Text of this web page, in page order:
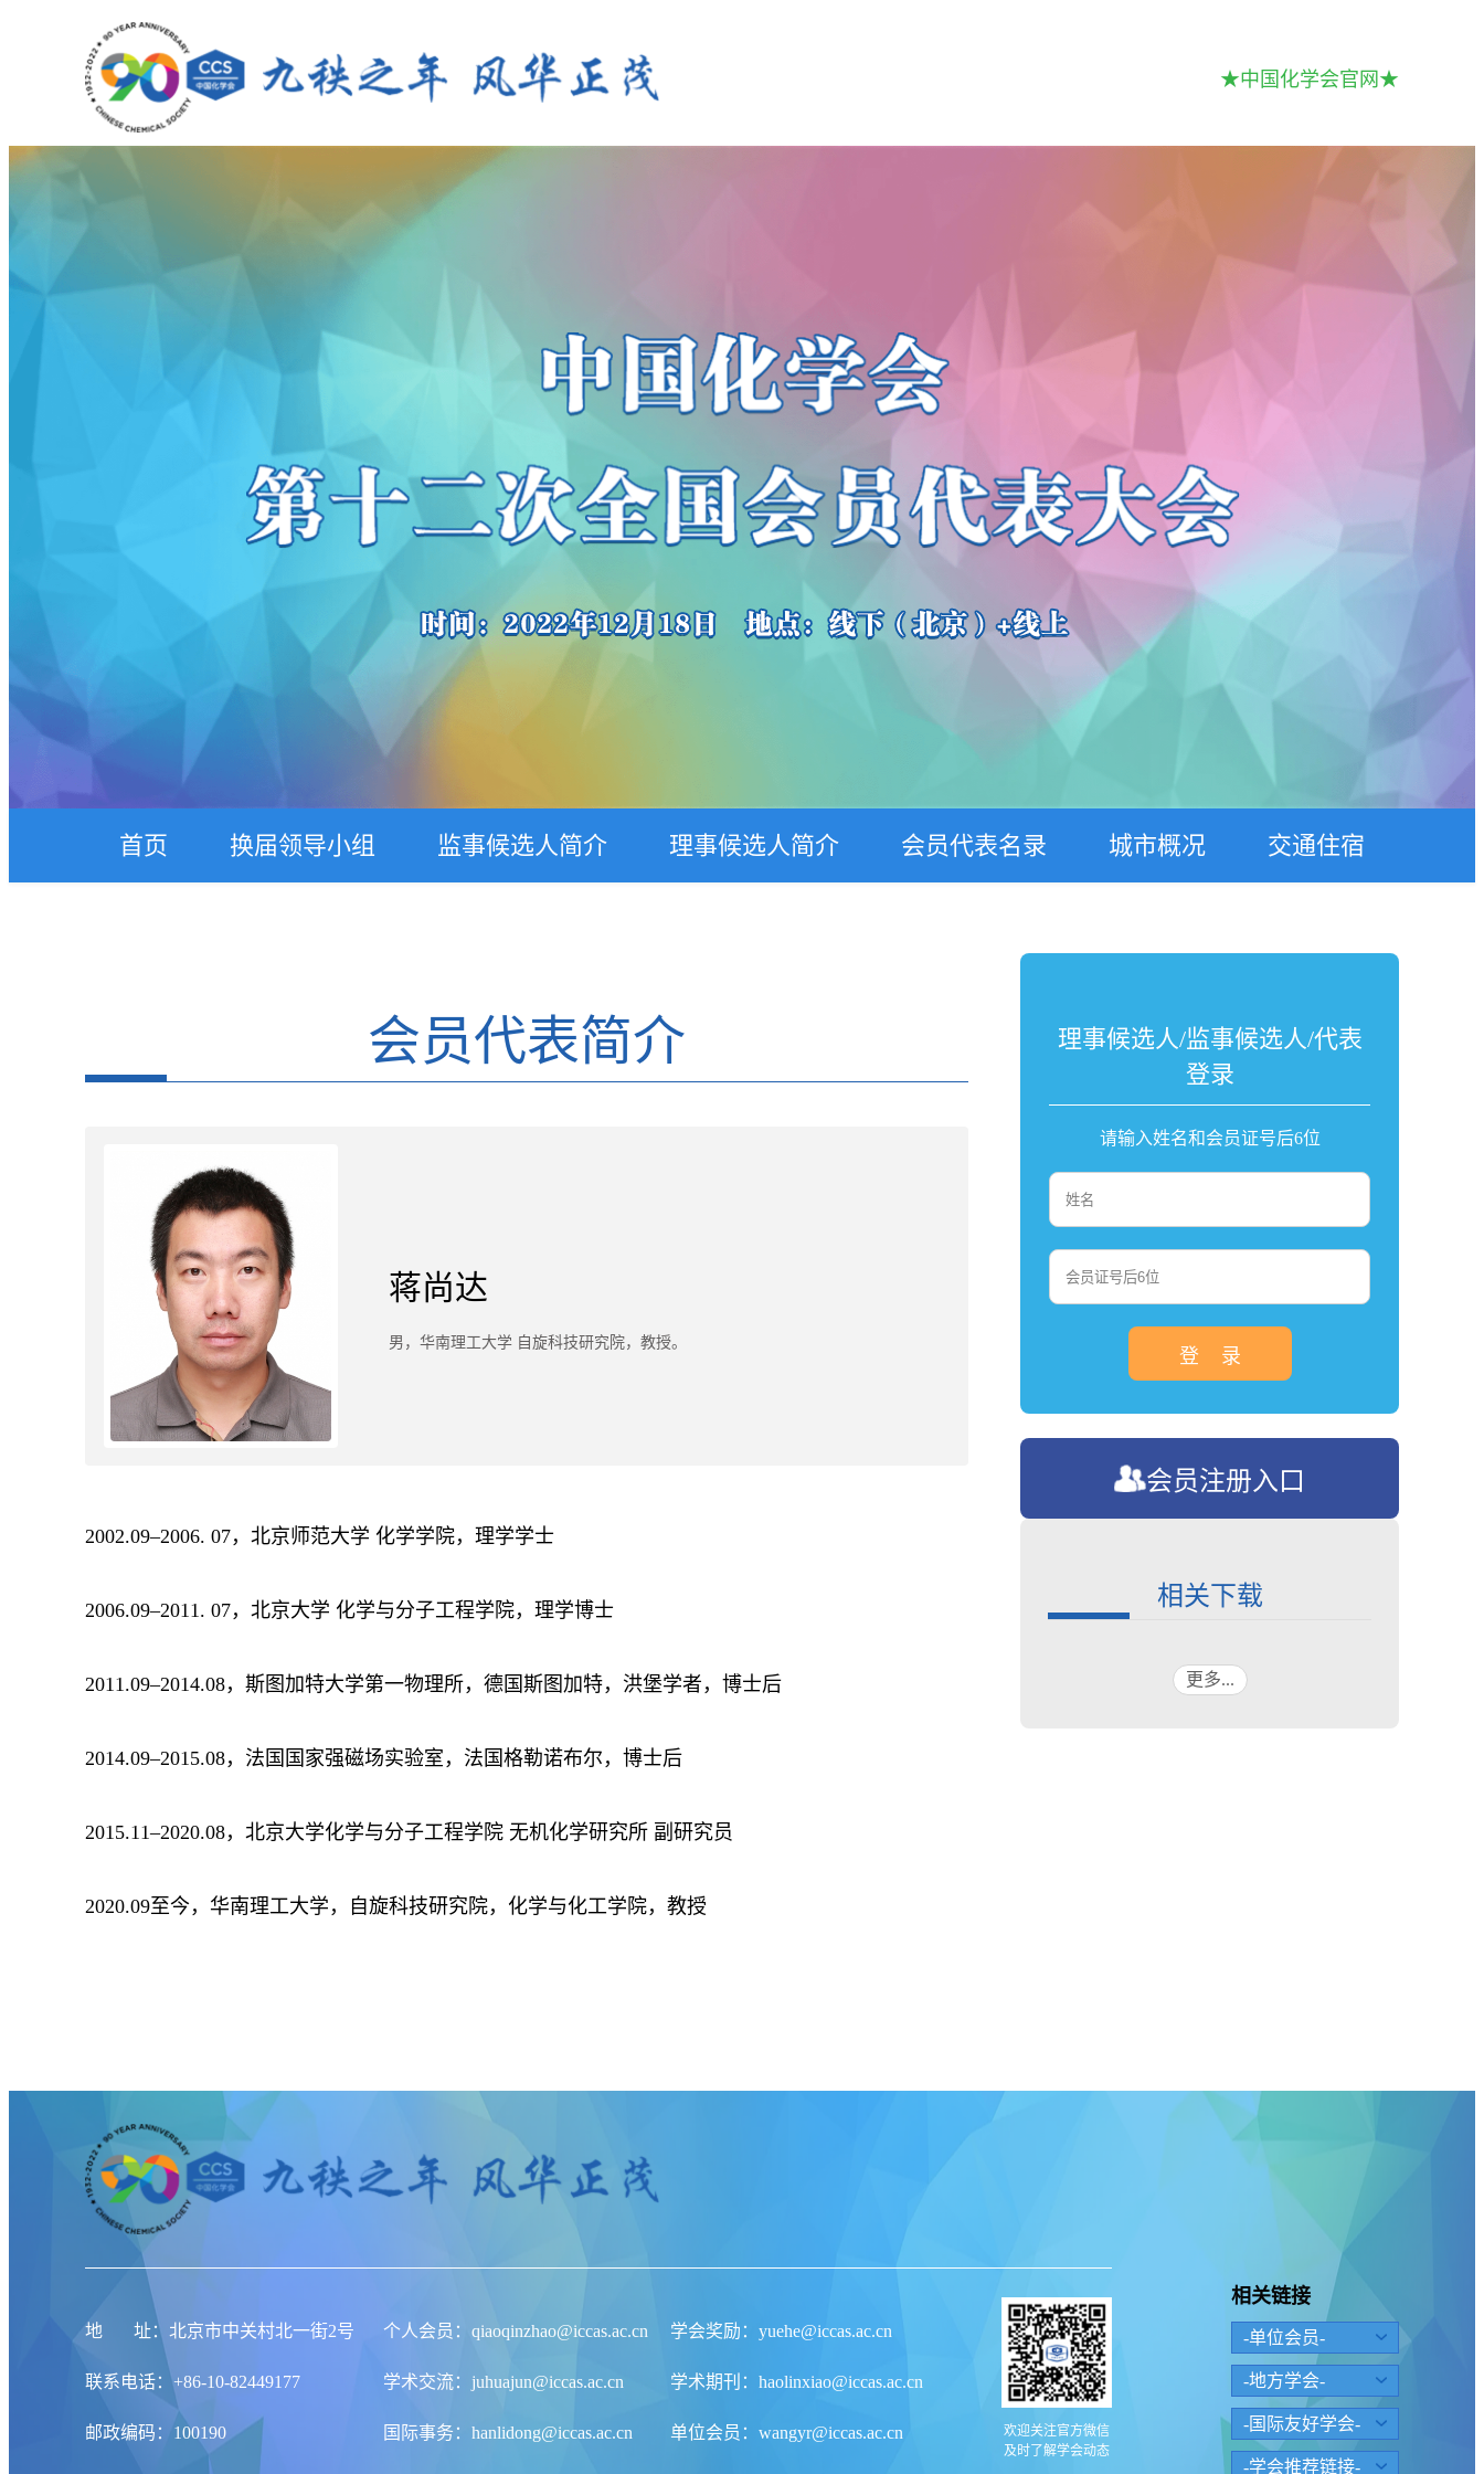
★中国化学会官网★
首页 换届领导小组 监事候选人简介 理事候选人简介 会员代表名录 城市概况 交通住宿
会员代表简介
蒋尚达
男，华南理工大学 自旋科技研究院，教授。
2002.09–2006. 07，北京师范大学 化学学院，理学学士
2006.09–2011. 07，北京大学 化学与分子工程学院，理学博士
2011.09–2014.08，斯图加特大学第一物理所，德国斯图加特，洪堡学者，博士后
2014.09–2015.08，法国国家强磁场实验室，法国格勒诺布尔，博士后
2015.11–2020.08，北京大学化学与分子工程学院 无机化学研究所 副研究员
2020.09至今，华南理工大学，自旋科技研究院，化学与化工学院，教授
理事候选人/监事候选人/代表
登录
请输入姓名和会员证号后6位
登 录
会员注册入口
相关下载
更多...
地 址：北京市中关村北一街2号
联系电话：+86-10-82449177
邮政编码：100190
个人会员：qiaoqinzhao@iccas.ac.cn
学术交流：juhuajun@iccas.ac.cn
国际事务：hanlidong@iccas.ac.cn
学会奖励：yuehe@iccas.ac.cn
学术期刊：haolinxiao@iccas.ac.cn
单位会员：wangyr@iccas.ac.cn
欢迎关注官方微信
及时了解学会动态
相关链接
-单位会员-
-地方学会-
-国际友好学会-
-学会推荐链接-